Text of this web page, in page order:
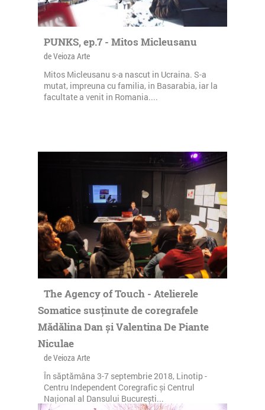
PUNKS, ep.7 - Mitos Micleusanu
de Veioza Arte
Mitos Micleusanu s-a nascut in Ucraina. S-a
mutat, impreuna cu familia, in Basarabia, iar la
facultate a venit in Romania....
The Agency of Touch - Atelierele
Somatice susținute de coregrafele
Mădălina Dan și Valentina De Piante
Niculae
de Veioza Arte
În săptămâna 3-7 septembrie 2018, Linotip -
Centru Independent Coregrafic și Centrul
Național al Dansului București...